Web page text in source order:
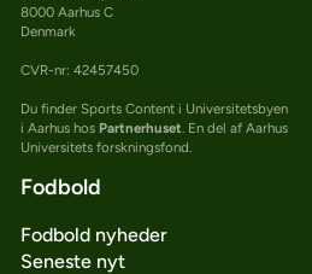
8000 Aarhus C
Denmark
CVR-nr: 42457450
Du finder Sports Content i Universitetsbyen
i Aarhus hos Partnerhuset . En del af Aarhus
Universitets forskningsfond.
Fodbold
Fodbold nyheder
Seneste nyt